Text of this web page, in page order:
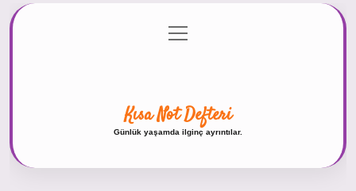
Gizlilik Politikası
menüyü
aç
Kısa Not Defteri
Günlük yaşamda ilginç ayrıntılar.